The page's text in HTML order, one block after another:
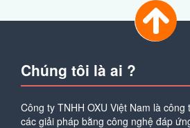
Chúng tôi là ai ?
Công ty TNHH OXU Việt Nam là
các giải pháp bằng công nghệ đáp